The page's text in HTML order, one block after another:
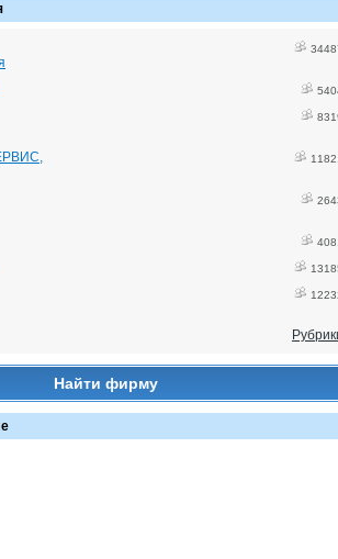
Найти фирму